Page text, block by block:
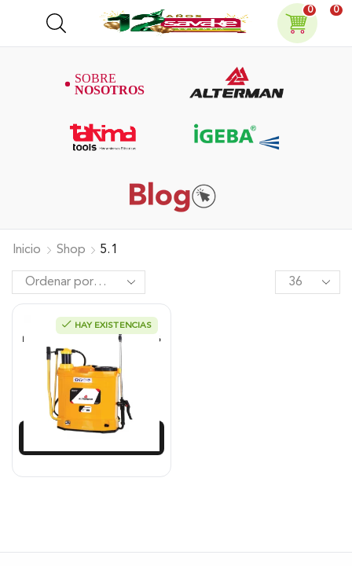
0 0
Inicio Shop 5.1
HAY EXISTENCIAS
Fumigadora De Espalda Alterman
Doble Función (Baterí­a- Manual) 16
Litros, Xkes16L.
$ 283.250
Añadir al carrito